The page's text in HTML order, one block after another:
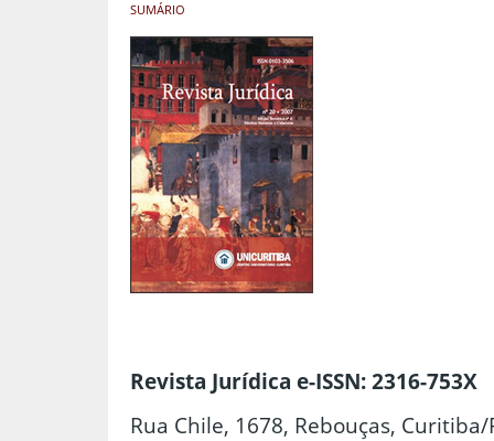
SUMÁRIO
Revista Jurídica e-ISSN: 2316-753X
Rua Chile, 1678, Rebouças, Curitiba/